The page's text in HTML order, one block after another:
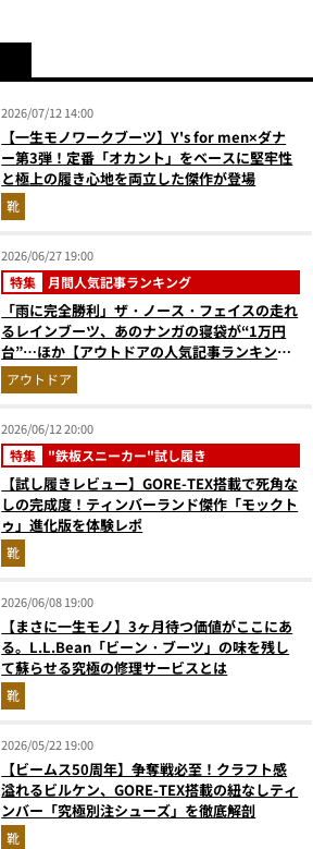
2026/07/12 14:00
【一生モノワークブーツ】Y's for men×ダナ
ー第3弾！定番「オカント」をベースに堅牢性
と極上の履き心地を両立した傑作が登場
靴
2026/06/27 19:00
特集 月間人気記事ランキング
「雨に完全勝利」ザ・ノース・フェイスの走れ
るレインブーツ、あのナンガの寝袋が“1万円
台”…ほか【アウトドアの人気記事ランキング
ベスト3】（2026年5月版）
アウトドア
2026/06/12 20:00
特集 "鉄板スニーカー"試し履き
【試し履きレビュー】GORE-TEX搭載で死角な
しの完成度！ティンバーランド傑作「モックト
ゥ」進化版を体験レポ
靴
2026/06/08 19:00
【まさに一生モノ】3ヶ月待つ価値がここにあ
る。L.L.Bean「ビーン・ブーツ」の味を残し
て蘇らせる究極の修理サービスとは
靴
2026/05/22 19:00
【ビームス50周年】争奪戦必至！クラフト感
溢れるビルケン、GORE-TEX搭載の紐なしティ
ンバー「究極別注シューズ」を徹底解剖
靴